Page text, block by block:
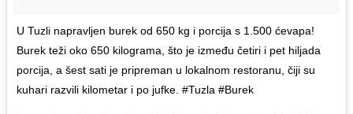
U Tuzli napravljen burek od 650 kg i porcija s 1.500 ćevapa!
Burek teži oko 650 kilograma, što je između četiri i pet hiljada
porcija, a šest sati je pripreman u lokalnom restoranu, čiji su
kuhari razvili kilometar i po jufke. #Tuzla #Burek